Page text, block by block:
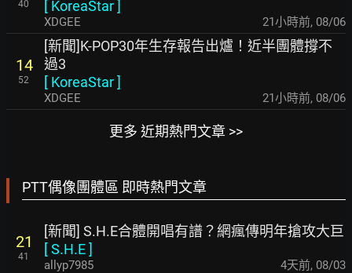
40
[ KoreaStar]
XDGEE 21小時前, 08/06
14
52
[新聞]K-POP30年生存報告出爐！近半團體撐不
過3
[ KoreaStar]
XDGEE 21小時前, 08/06
更多 近期熱門文章 >>
PTT偶像團體區 即時熱門文章
21
41
[新聞] S.H.E合體開唱有譜？網瘋傳明年搶攻大巨
[S.H.E]
allyp7985 4天前, 08/03